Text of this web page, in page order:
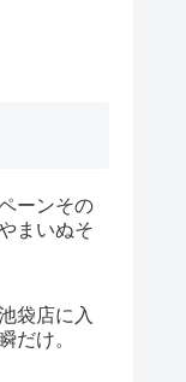
ーンその
まいぬそ
袋店に入
だけ。